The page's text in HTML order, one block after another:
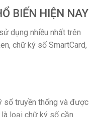
BIẾN HIỆN NAY
dụng nhiều nhất trên
chữ ký số SmartCard,
số truyền thống và được
là loại chữ ký số cần